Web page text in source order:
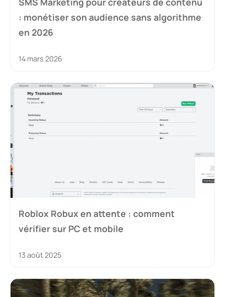
: monétiser son audience sans algorithme
en 2026
14 mars 2026
Roblox Robux en attente : comment
vérifier sur PC et mobile
13 août 2025